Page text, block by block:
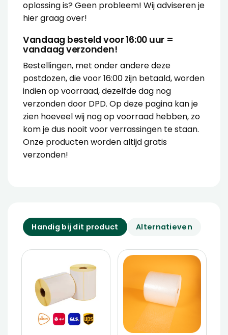
oplossing is? Geen probleem! Wijadviserenje
hier graag over!
Vandaag besteld voor 16:00 uur =
vandaag verzonden!
Bestellingen, met onder andere deze
postdozen, die voor 16:00 zijn betaald, worden
indien op voorraad, dezelfde dag nog
verzonden door DPD. Op deze pagina kan je
zien hoeveel wij nog op voorraad hebben, zo
kom je dus nooit voor verrassingen te staan.
Onze producten worden altijd gratis
verzonden!
Handig bij dit product Alternatieven